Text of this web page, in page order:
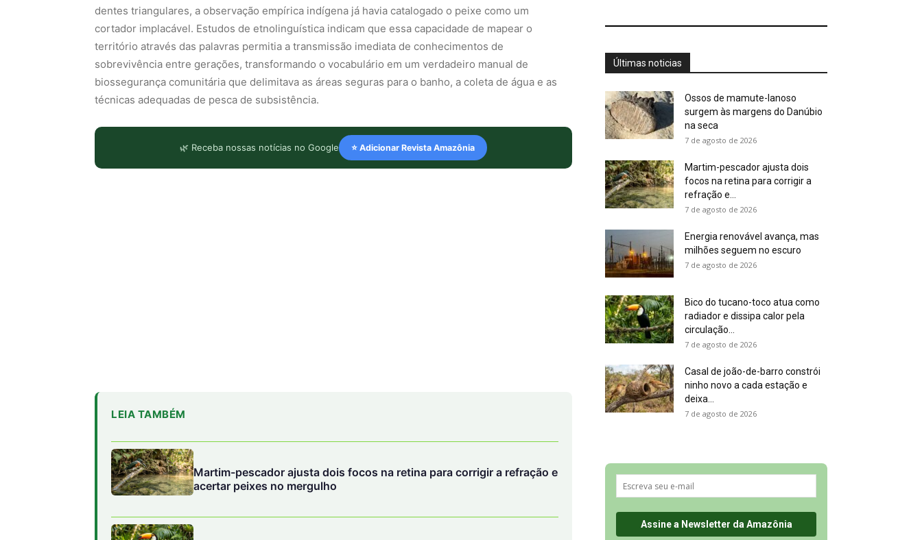
dentes triangulares, a observação empírica indígena já havia catalogado o peixe como um
cortador implacável. Estudos de etnolinguística indicam que essa capacidade de mapear o
território através das palavras permitia a transmissão imediata de conhecimentos de
sobrevivência entre gerações, transformando o vocabulário em um verdadeiro manual de
biossegurança comunitária que delimitava as áreas seguras para o banho, a coleta de água e as
técnicas adequadas de pesca de subsistência.
🌿 Receba nossas notícias no Google ⭐ Adicionar Revista Amazônia
LEIA TAMBÉM
Martim-pescador ajusta dois focos na retina para corrigir a refração e
acertar peixes no mergulho
Últimas noticias
Ossos de mamute-lanoso
surgem às margens do Danúbio
na seca
7 de agosto de 2026
Martim-pescador ajusta dois
focos na retina para corrigir a
refração e...
7 de agosto de 2026
Energia renovável avança, mas
milhões seguem no escuro
7 de agosto de 2026
Bico do tucano-toco atua como
radiador e dissipa calor pela
circulação...
7 de agosto de 2026
Casal de joão-de-barro constrói
ninho novo a cada estação e
deixa...
7 de agosto de 2026